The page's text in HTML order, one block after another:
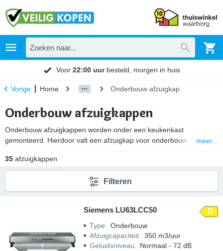
Voor 22:00 uurbesteld, morgen in huis
Vorige Home Onderbouw afzuigkap
Onderbouw afzuigkappen
Onderbouw afzuigkappen worden onder een keukenkast
gemonteerd. Hierdoor valt een afzuigkap voor onderbouw bijna niet
Bijkomend voordeel van een onderbouw afzuigkap is dat deze
meestal voordeliger is dan andere afzuigmodellen.
meer...
35 afzuigkappen
Filteren
Siemens LU63LCC50 D
Type: Onderbouw
Afzuigcapaciteit: 350 m3/uur
Geluidsniveau: Normaal - 72 dB